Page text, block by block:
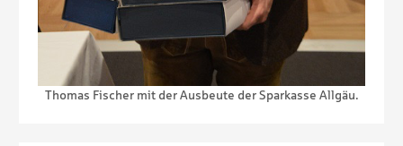
Thomas Fischer mit der Ausbeute der Sparkasse Allgäu.